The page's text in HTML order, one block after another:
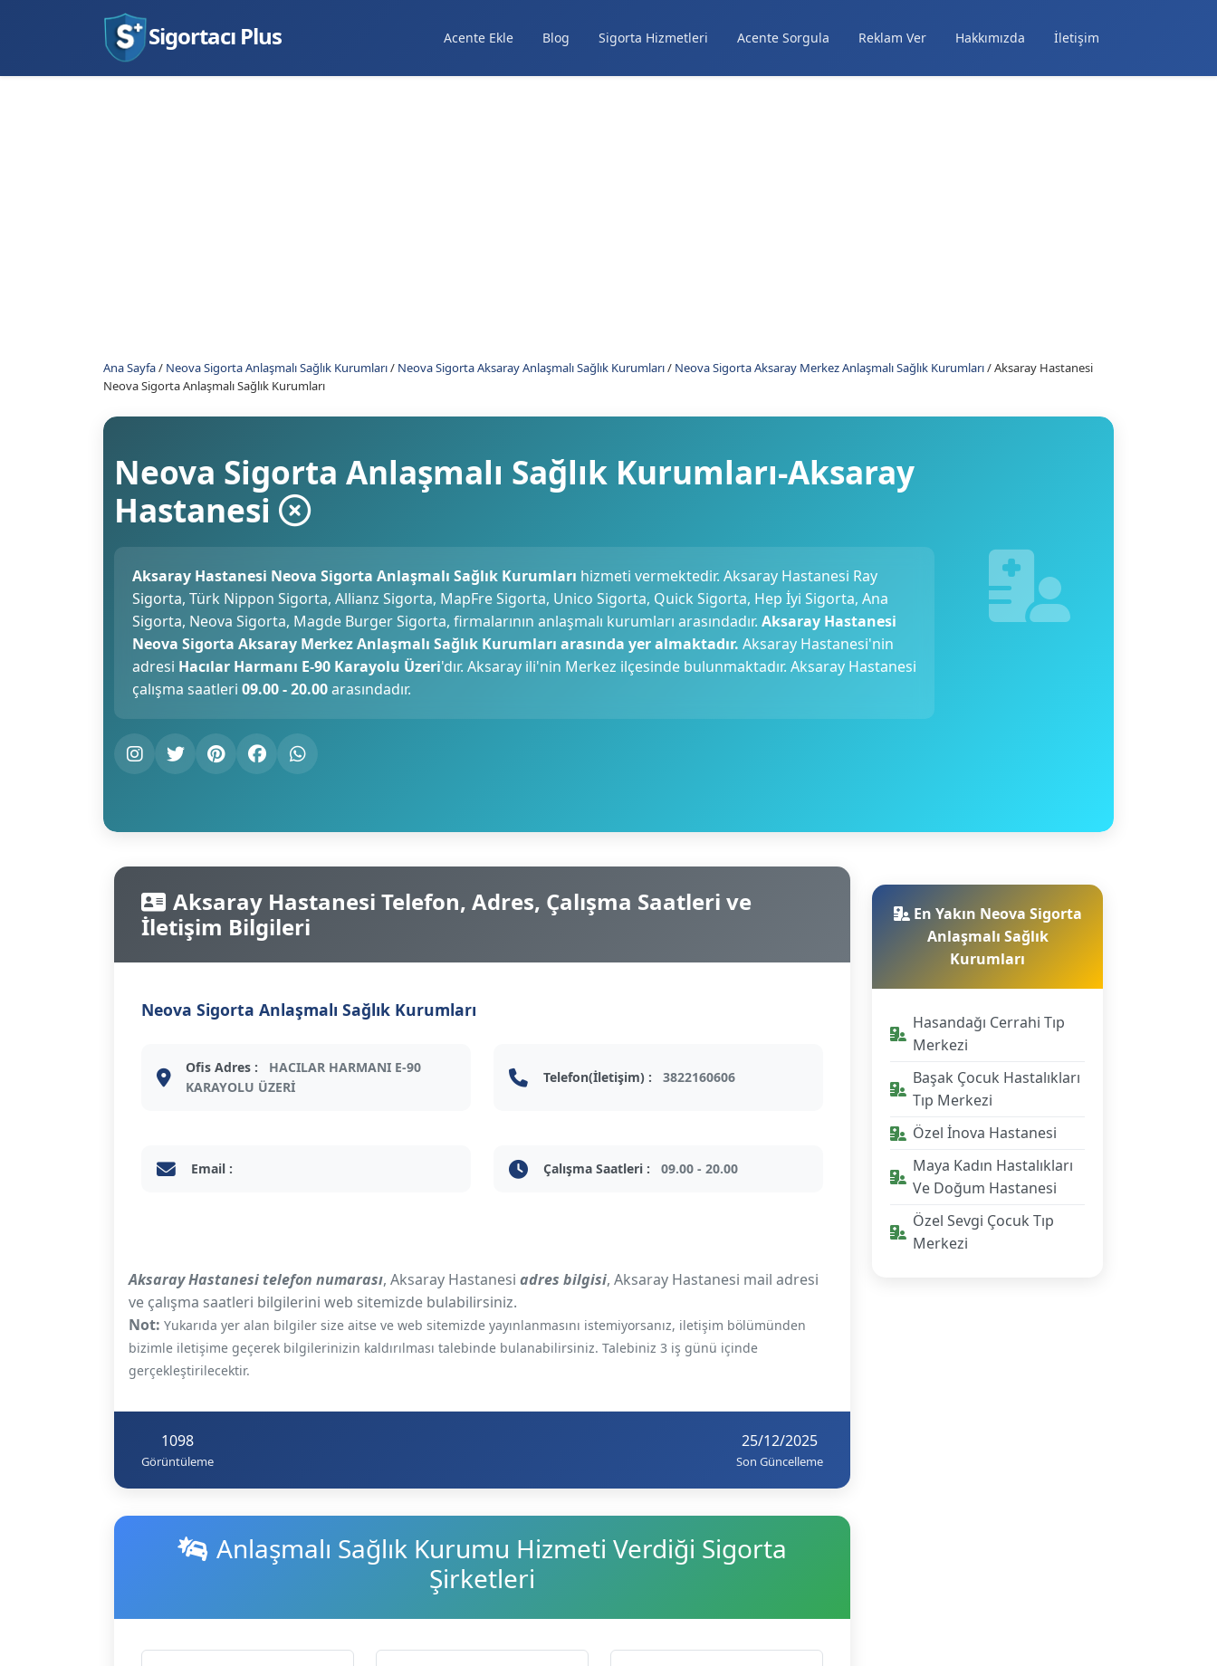
Sigortacı Plus Acente Ekle Blog Sigorta Hizmetleri Acente Sorgula Reklam Ver Hakkımızda İletişim
Ana Sayfa/ Neova Sigorta Anlaşmalı Sağlık Kurumları/ Neova Sigorta Aksaray Anlaşmalı Sağlık Kurumları/ Neova Sigorta Aksaray Merkez Anlaşmalı Sağlık Kurumları/Aksaray Hastanesi
Neova Sigorta Anlaşmalı Sağlık Kurumları
Neova Sigorta Anlaşmalı Sağlık Kurumları-Aksaray
Hastanesi
Aksaray Hastanesi Neova Sigorta Anlaşmalı Sağlık Kurumları hizmeti vermektedir. Aksaray Hastanesi Ray
Sigorta, Türk Nippon Sigorta, Allianz Sigorta, MapFre Sigorta, Unico Sigorta, Quick Sigorta, Hep İyi Sigorta, Ana
Sigorta, Neova Sigorta, Magde Burger Sigorta, firmalarının anlaşmalı kurumları arasındadır. Aksaray Hastanesi
Neova Sigorta Aksaray Merkez Anlaşmalı Sağlık Kurumları arasında yer almaktadır. Aksaray Hastanesi'nin
adresi Hacılar Harmanı E-90 Karayolu Üzeri'dır. Aksaray ili'nin Merkez ilçesinde bulunmaktadır. Aksaray Hastanesi
çalışma saatleri 09.00 - 20.00arasındadır.
Aksaray Hastanesi Telefon, Adres, Çalışma Saatleri ve
İletişim Bilgileri
Neova Sigorta Anlaşmalı Sağlık Kurumları
Ofis Adres :
HACILAR HARMANI E-90
KARAYOLU ÜZERİ
Telefon(İletişim) : 3822160606
Email : Çalışma Saatleri : 09.00 - 20.00
Aksaray Hastanesi telefon numarası, Aksaray Hastanesi adres bilgisi, Aksaray Hastanesi mail adresi
ve çalışma saatleri bilgilerini web sitemizde bulabilirsiniz.
Not: Yukarıda yer alan bilgiler size aitse ve web sitemizde yayınlanmasını istemiyorsanız, iletişim bölümünden
bizimle iletişime geçerek bilgilerinizin kaldırılması talebinde bulanabilirsiniz. Talebiniz 3 iş günü içinde
gerçekleştirilecektir.
1098
Görüntüleme
25/12/2025
Son Güncelleme
Anlaşmalı Sağlık Kurumu Hizmeti Verdiği Sigorta
Şirketleri
En Yakın Neova Sigorta
Anlaşmalı Sağlık
Kurumları
Hasandağı Cerrahi Tıp
Merkezi
Başak Çocuk Hastalıkları
Tıp Merkezi
Özel İnova Hastanesi
Maya Kadın Hastalıkları
Ve Doğum Hastanesi
Özel Sevgi Çocuk Tıp
Merkezi